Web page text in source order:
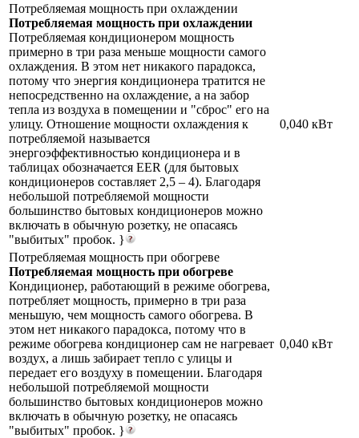
Потребляемая мощность при охлаждении
Потребляемая мощность при охлаждении
Потребляемая кондиционером мощность
примерно в три раза меньше мощности самого
охлаждения. В этом нет никакого парадокса,
потому что энергия кондиционера тратится не
непосредственно на охлаждение, а на забор
тепла из воздуха в помещении и "сброс" его на
улицу. Отношение мощности охлаждения к
потребляемой называется
энергоэффективностью кондиционера и в
таблицах обозначается EER (для бытовых
кондиционеров составляет 2,5 – 4). Благодаря
небольшой потребляемой мощности
большинство бытовых кондиционеров можно
включать в обычную розетку, не опасаясь
"выбитых" пробок. }
0,040 кВт
Потребляемая мощность при обогреве
Потребляемая мощность при обогреве
Кондиционер, работающий в режиме обогрева,
потребляет мощность, примерно в три раза
меньшую, чем мощность самого обогрева. В
этом нет никакого парадокса, потому что в
режиме обогрева кондиционер сам не нагревает
воздух, а лишь забирает тепло с улицы и
передает его воздуху в помещении. Благодаря
небольшой потребляемой мощности
большинство бытовых кондиционеров можно
включать в обычную розетку, не опасаясь
"выбитых" пробок. }
0,040 кВт